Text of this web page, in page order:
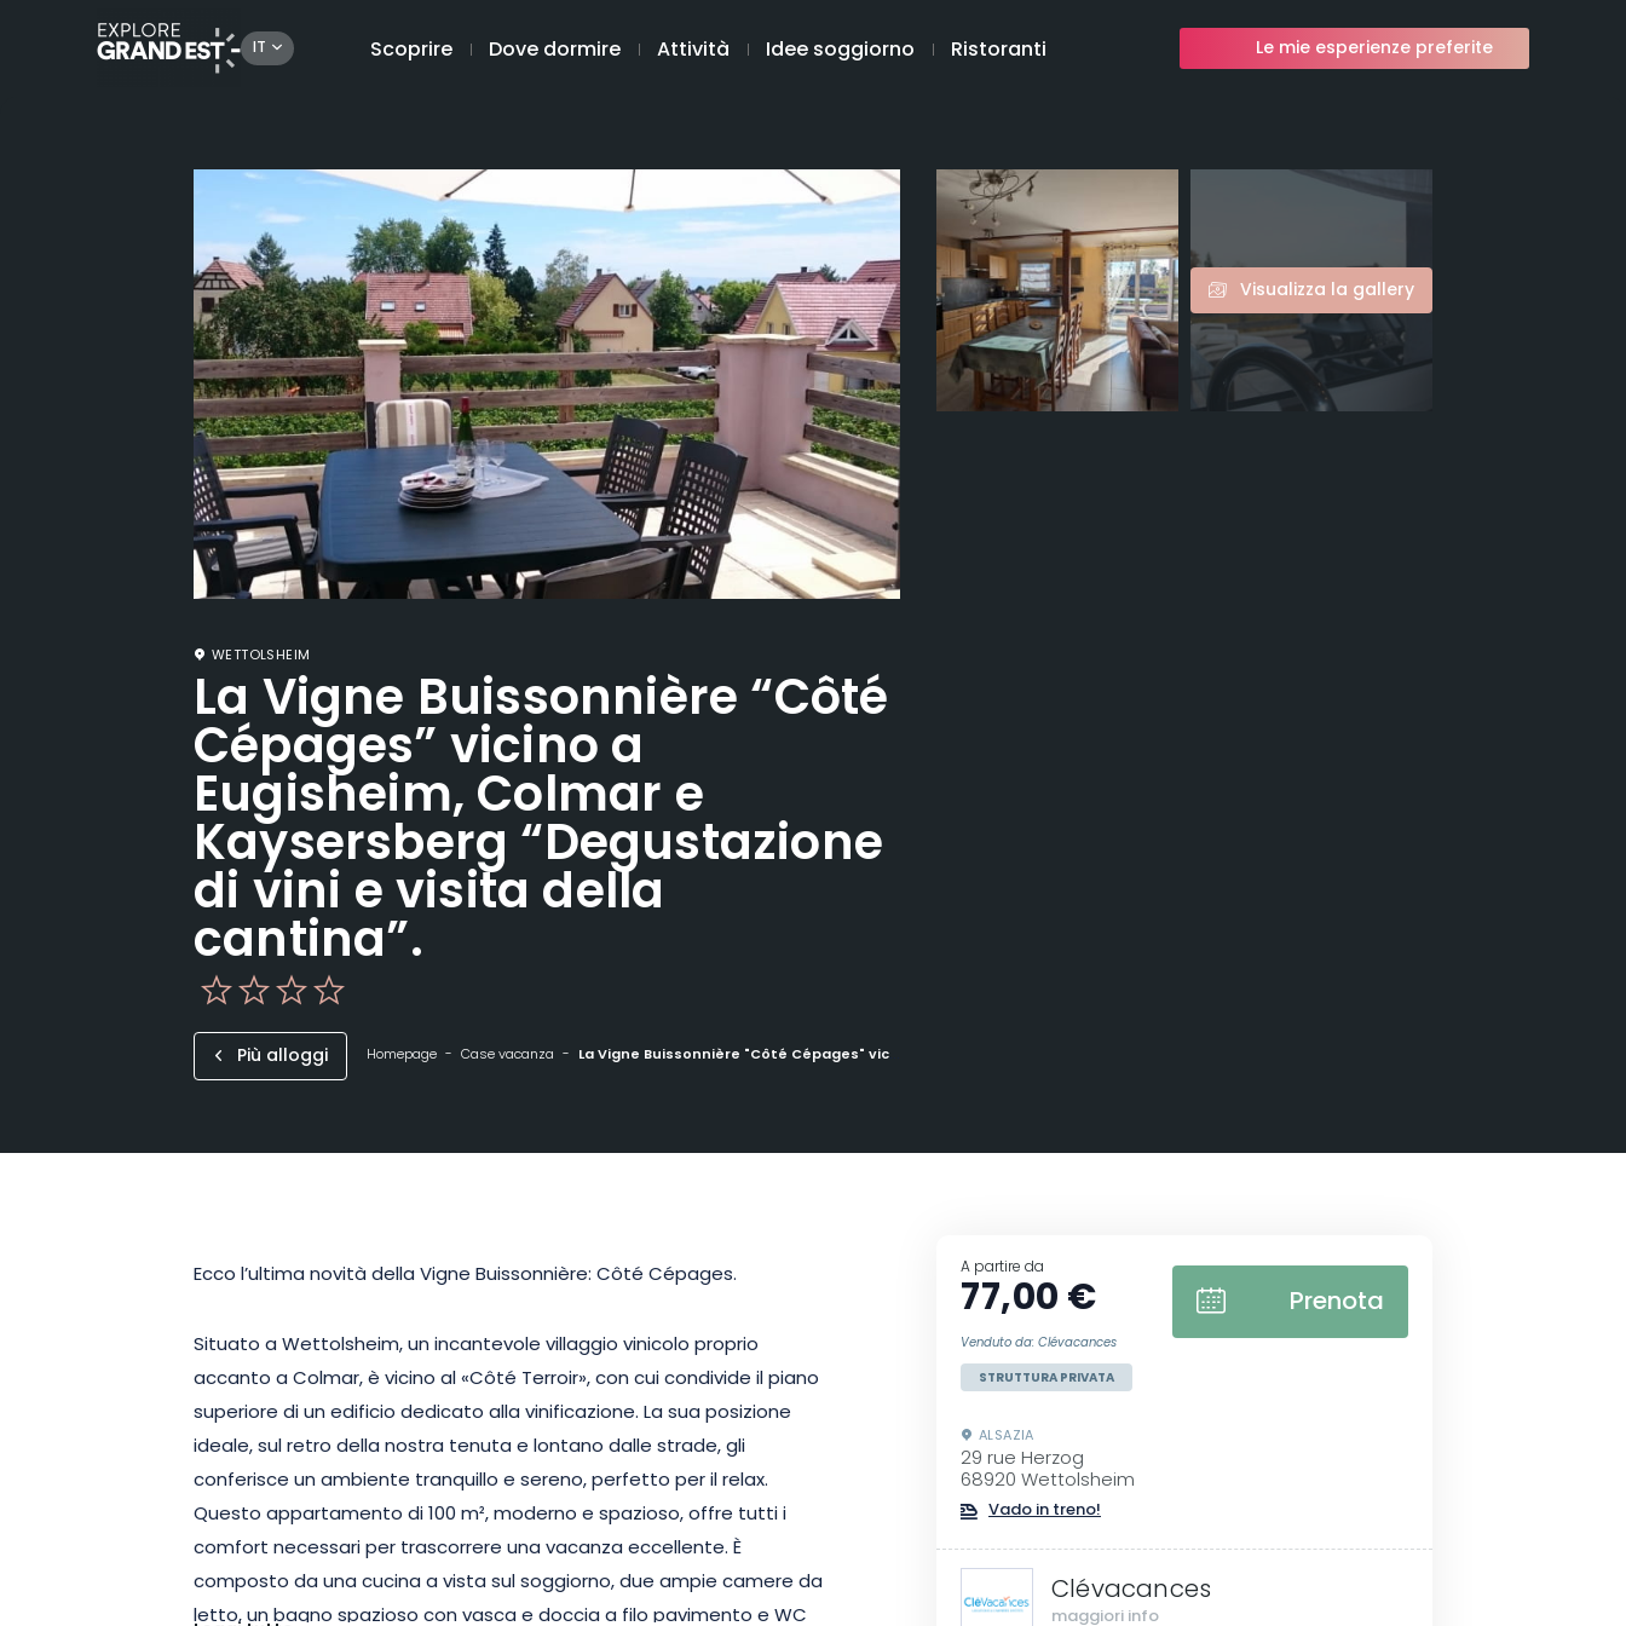
IT Scoprire Dove dormire Attività Idee soggiorno Ristoranti Le mie esperienze preferite
Visualizza la gallery
WETTOLSHEIM
La Vigne Buissonnière “Côté
Cépages” vicino a
Eugisheim, Colmar e
Kaysersberg “Degustazione
di vini e visita della
cantina”.
Più alloggi Homepage Case vacanza La Vigne Buissonnière "Côté Cépages" vicino a Eugisheim, Colmar e Kaysersberg "Degustazione di vini e visita della cantina".
Ecco l’ultima novità della Vigne Buissonnière: Côté Cépages.
Situato a Wettolsheim, un incantevole villaggio vinicolo proprio
accanto a Colmar, è vicino al «Côté Terroir», con cui condivide il piano
superiore di un edificio dedicato alla vinificazione. La sua posizione
ideale, sul retro della nostra tenuta e lontano dalle strade, gli
conferisce un ambiente tranquillo e sereno, perfetto per il relax.
Questo appartamento di 100 m², moderno e spazioso, offre tutti i
comfort necessari per trascorrere una vacanza eccellente. È
composto da una cucina a vista sul soggiorno, due ampie camere da
letto, un bagno spazioso con vasca e doccia a filo pavimento e WC
A partire da
77,00 €
Venduto da: Clévacances
Prenota
STRUTTURA PRIVATA
ALSAZIA
29 rue Herzog
68920 Wettolsheim
Vado in treno!
Clévacances
maggiori info